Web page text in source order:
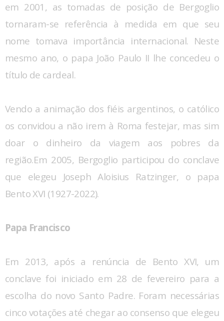
em 2001, as tomadas de posição de Bergoglio
tornaram-se referência à medida em que seu
nome tomava importância internacional. Neste
mesmo ano, o papa João Paulo II lhe concedeu o
título de cardeal.
Vendo a animação dos fiéis argentinos, o católico
os convidou a não irem à Roma festejar, mas sim
doar o dinheiro da viagem aos pobres da
região.Em 2005, Bergoglio participou do conclave
que elegeu Joseph Aloisius Ratzinger, o papa
Bento XVI (1927-2022).
Papa Francisco
Em 2013, após a renúncia de Bento XVI, um
conclave foi iniciado em 28 de fevereiro para a
escolha do novo Santo Padre. Foram necessárias
cinco votações até chegar ao consenso que elegeu